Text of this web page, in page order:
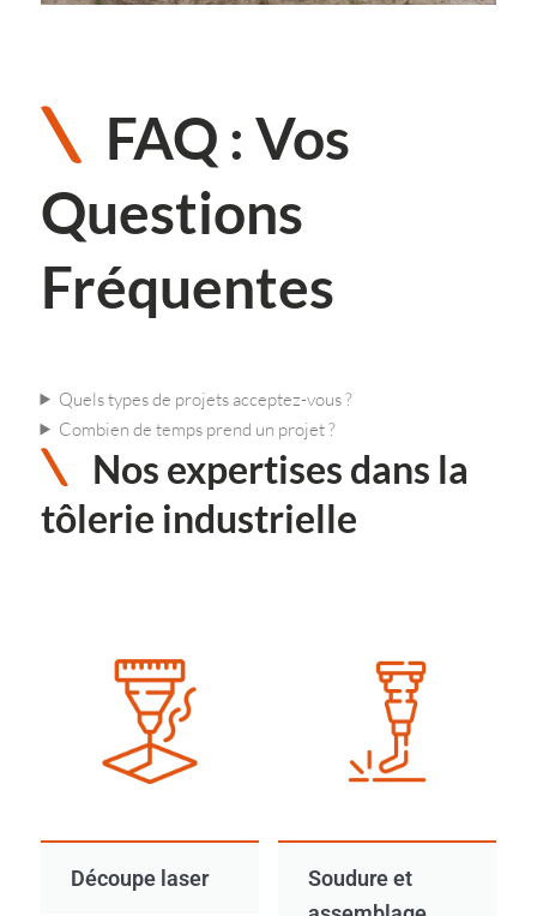
FAQ : Vos
Questions
Fréquentes
Quels types de projets acceptez-vous ?
Combien de temps prend un projet ?
Nos expertises dans la
tôlerie industrielle
Découpe laser
Soudure et